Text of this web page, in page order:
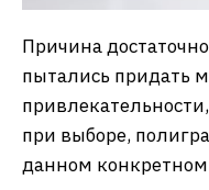
Причина
пытались придать
при выборе,
данном конкретном